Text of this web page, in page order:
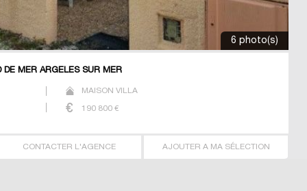
6 photo(s)
MER ARGELES SUR MER
MAISON VILLA
190 800 €
CONTACTER L'AGENCE AJOUTER A MA SÉLECTION